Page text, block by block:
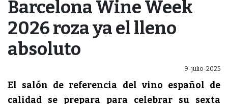
Barcelona Wine Week
2026 roza ya el lleno
absoluto
9-julio-2025
El salón de referencia del vino español de
calidad se prepara para celebrar su sexta